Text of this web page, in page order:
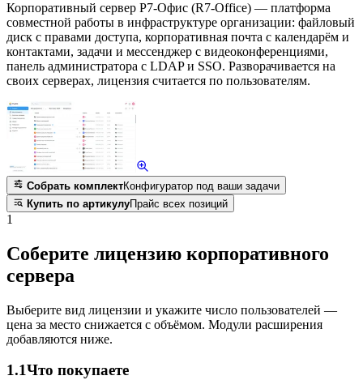
Корпоративный сервер Р7-Офис (R7-Office) — платформа
совместной работы в инфраструктуре организации: файловый
диск с правами доступа, корпоративная почта с календарём и
контактами, задачи и мессенджер с видеоконференциями,
панель администратора с LDAP и SSO. Разворачивается на
своих серверах, лицензия считается по пользователям.
Собрать комплектКонфигуратор под ваши задачи
Купить по артикулуПрайс всех позиций
1
Соберите лицензию корпоративного
сервера
Выберите вид лицензии и укажите число пользователей —
цена за место снижается с объёмом. Модули расширения
добавляются ниже.
1.1Что покупаете